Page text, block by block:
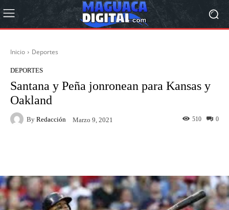
Inicio Deportes
DEPORTES
Santana y Peña jonronean para Kansas y
Oakland
By Redacción Marzo 9, 2021 0
510